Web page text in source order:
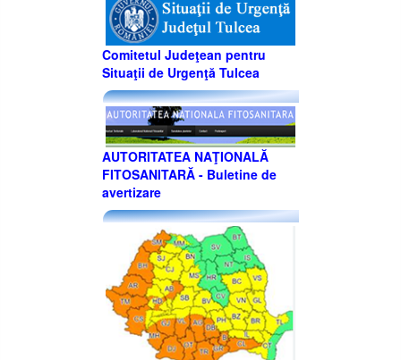
Comitetul Judeţean pentru
Situaţii de Urgenţă Tulcea
AUTORITATEA NAŢIONALĂ
FITOSANITARĂ - Buletine de
avertizare